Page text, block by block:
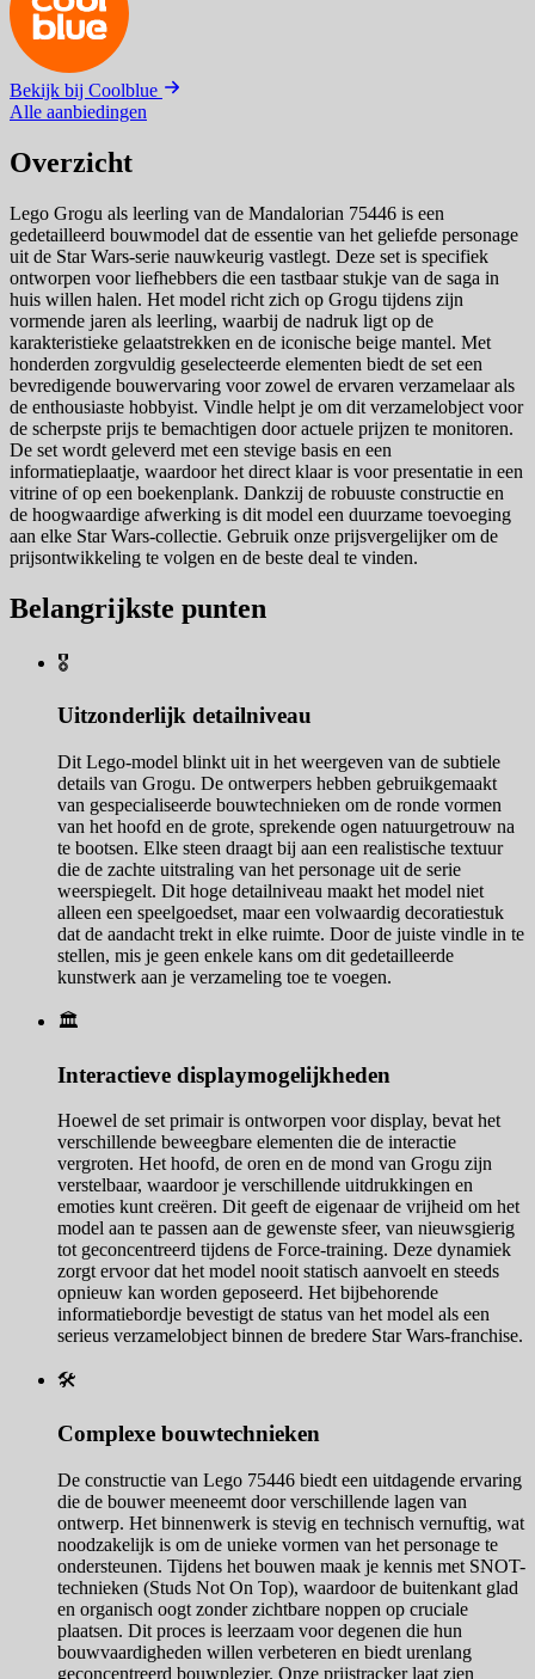
Bekijk bij Coolblue
Alle aanbiedingen
Overzicht
Lego Grogu als leerling van de Mandalorian 75446 is een
gedetailleerd bouwmodel dat de essentie van het geliefde personage
uit de Star Wars-serie nauwkeurig vastlegt. Deze set is specifiek
ontworpen voor liefhebbers die een tastbaar stukje van de saga in
huis willen halen. Het model richt zich op Grogu tijdens zijn
vormende jaren als leerling, waarbij de nadruk ligt op de
karakteristieke gelaatstrekken en de iconische beige mantel. Met
honderden zorgvuldig geselecteerde elementen biedt de set een
bevredigende bouwervaring voor zowel de ervaren verzamelaar als
de enthousiaste hobbyist. Vindle helpt je om dit verzamelobject voor
de scherpste prijs te bemachtigen door actuele prijzen te monitoren.
De set wordt geleverd met een stevige basis en een
informatieplaatje, waardoor het direct klaar is voor presentatie in een
vitrine of op een boekenplank. Dankzij de robuuste constructie en
de hoogwaardige afwerking is dit model een duurzame toevoeging
aan elke Star Wars-collectie. Gebruik onze prijsvergelijker om de
prijsontwikkeling te volgen en de beste deal te vinden.
Belangrijkste punten
🎖️
Uitzonderlijk detailniveau
Dit Lego-model blinkt uit in het weergeven van de subtiele
details van Grogu. De ontwerpers hebben gebruikgemaakt
van gespecialiseerde bouwtechnieken om de ronde vormen
van het hoofd en de grote, sprekende ogen natuurgetrouw na
te bootsen. Elke steen draagt bij aan een realistische textuur
die de zachte uitstraling van het personage uit de serie
weerspiegelt. Dit hoge detailniveau maakt het model niet
alleen een speelgoedset, maar een volwaardig decoratiestuk
dat de aandacht trekt in elke ruimte. Door de juiste vindle in te
stellen, mis je geen enkele kans om dit gedetailleerde
kunstwerk aan je verzameling toe te voegen.
🏛️
Interactieve displaymogelijkheden
Hoewel de set primair is ontworpen voor display, bevat het
verschillende beweegbare elementen die de interactie
vergroten. Het hoofd, de oren en de mond van Grogu zijn
verstelbaar, waardoor je verschillende uitdrukkingen en
emoties kunt creëren. Dit geeft de eigenaar de vrijheid om het
model aan te passen aan de gewenste sfeer, van nieuwsgierig
tot geconcentreerd tijdens de Force-training. Deze dynamiek
zorgt ervoor dat het model nooit statisch aanvoelt en steeds
opnieuw kan worden geposeerd. Het bijbehorende
informatiebordje bevestigt de status van het model als een
serieus verzamelobject binnen de bredere Star Wars-franchise.
🛠️
Complexe bouwtechnieken
De constructie van Lego 75446 biedt een uitdagende ervaring
die de bouwer meeneemt door verschillende lagen van
ontwerp. Het binnenwerk is stevig en technisch vernuftig, wat
noodzakelijk is om de unieke vormen van het personage te
ondersteunen. Tijdens het bouwen maak je kennis met SNOT-
technieken (Studs Not On Top), waardoor de buitenkant glad
en organisch oogt zonder zichtbare noppen op cruciale
plaatsen. Dit proces is leerzaam voor degenen die hun
bouwvaardigheden willen verbeteren en biedt urenlang
geconcentreerd bouwplezier. Onze prijstracker laat zien